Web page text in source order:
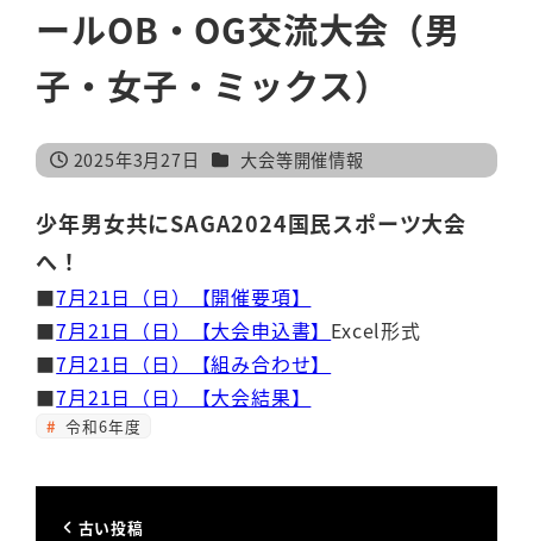
ールOB・OG交流大会（男
子・女子・ミックス）
投稿日
2025年3月27日 カテゴリー
大会等開催情報
少年男女共にSAGA2024国民スポーツ大会
へ！
■7月21日（日）【開催要項】
■7月21日（日）【大会申込書】 Excel形式
■7月21日（日）【組み合わせ】
■7月21日（日）【大会結果】
令和6年度
古い投稿